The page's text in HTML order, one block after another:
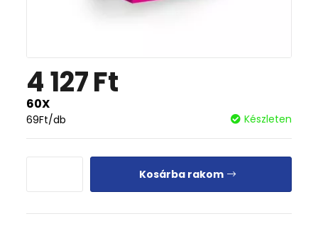
4 127Ft
60X
69Ft/db Készleten
Kosárba rakom